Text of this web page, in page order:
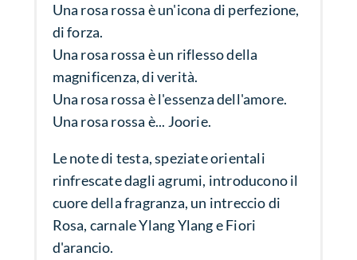
Una rosa rossa è un'icona di perfezione,
di forza.
Una rosa rossa è un riflesso della
magnificenza, di verità.
Una rosa rossa è l'essenza dell'amore.
Una rosa rossa è... Joorie.
Le note di testa, speziate orientali
rinfrescate dagli agrumi, introducono il
cuore della fragranza, un intreccio di
Rosa, carnale Ylang Ylang e Fiori
d'arancio.